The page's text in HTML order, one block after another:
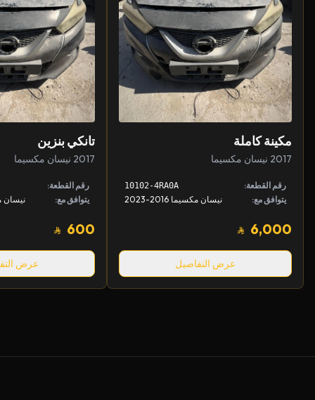
مكينة كاملة
2017 نيسان مكسيما
رقم القطعة: 10102-4RA0A
يتوافق مع: نيسان مكسيما 2016-2023
6,000
عرض التفاصيل
تانكي بنزين
2017 نيسان مكسيما
رقم القطعة:
يتوافق مع:
نيسان
600
عرض